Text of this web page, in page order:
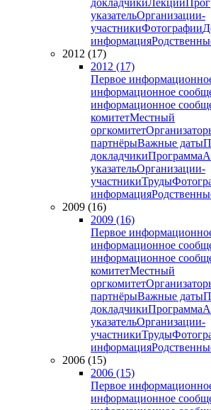
докладчикиЛекции
указательОрганизации-
участникиФотографии
информация
2012 (17)
2012 (17)
Первое
информационное
информационное
комитетМестный
оргкомитет
партнёрыВажные даты
докладчикиПрограмма
указательОрганизации-
участникиТруды
информация
2009 (16)
2009 (16)
Первое
информационное
информационное
комитетМестный
оргкомитет
партнёрыВажные даты
докладчикиПрограмма
указательОрганизации-
участникиТруды
информация
2006 (15)
2006 (15)
Первое
информационное